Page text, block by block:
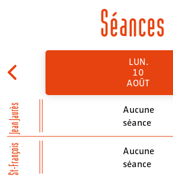
Séances
Jean Jaurès
St-François
LUN.
10
AOÛT
Aucune
séance
Aucune
séance